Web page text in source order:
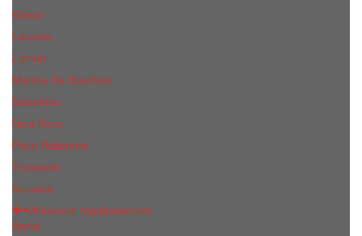
Kenzo
Lacoste
Lanvin
Marina De Bourbon
Moschino
Nina Ricci
Paco Rabanne
Trussardi
Versace
Женская парфюмерия
Ajmal